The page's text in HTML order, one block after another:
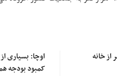
خانه
اوچا: بسیاری
کمبود بودجه